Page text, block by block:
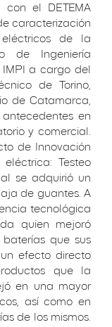
el DETEMA
caracterización
de la
de Ingeniería
a cargo del
de Torino,
de Catamarca,
en
y comercial.
de Innovación
eléctrica: Testeo
se adquirió un
de guantes. A
tecnológica
quien mejoró
que sus
efecto directo
que la
en una mayor
así como en
de los mismos.